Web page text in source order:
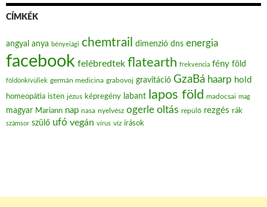
CÍMKÉK
angyal anya bényeiági chemtrail dimenzió dns energia
facebook felébredtek flatearth frekvencia fény föld
földönkívüliek germán medicina grabovoj gravitáció GzaBá haarp hold
homeopátia isten jézus képregény labant lapos föld madocsai mag
magyar Mariann nap nasa nyelvész ogerle oltás repülő rezgés rák
számsor szülő ufó vegán vírus víz írások